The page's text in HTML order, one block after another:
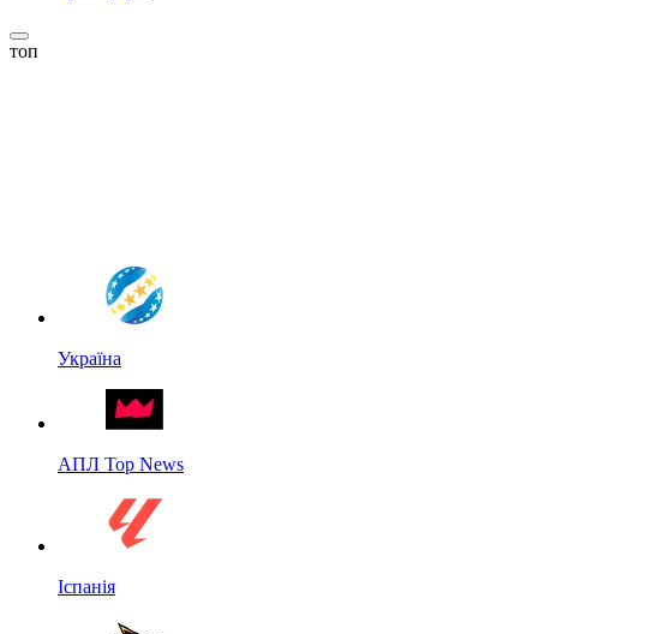
топ
Україна
АПЛ Top News
Іспанія